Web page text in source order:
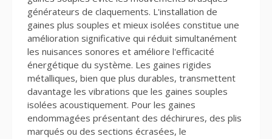
générateurs de claquements. L'installation de
gaines plus souples et mieux isolées constitue une
amélioration significative qui réduit simultanément
les nuisances sonores et améliore l'efficacité
énergétique du système. Les gaines rigides
métalliques, bien que plus durables, transmettent
davantage les vibrations que les gaines souples
isolées acoustiquement. Pour les gaines
endommagées présentant des déchirures, des plis
marqués ou des sections écrasées, le